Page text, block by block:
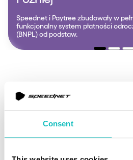
Consent
Speednet i Paytree zbudowały w
funkcjonalny system płatności
(BNPL) od podstaw.
Zapewnij